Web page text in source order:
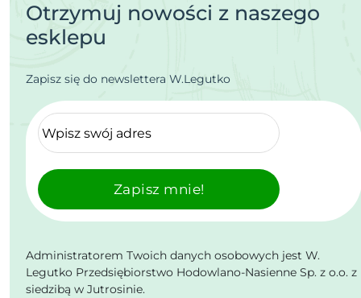
Otrzymuj nowości z naszego
esklepu
Zapisz się do newslettera W.Legutko
Zapisz mnie!
Administratorem Twoich danych osobowych jest W.
Legutko Przedsiębiorstwo Hodowlano-Nasienne Sp. z o.o. z
siedzibą w Jutrosinie.